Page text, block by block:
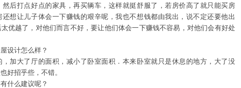
然后打点好点的家具，再买辆车，这样就挺舒服了，若房价高了就只能买房
还想让儿子体会一下赚钱的艰辛呢，我也不想钱都由我出，说不定还要他出
优越了，对他们而言不好，要让他们体会一下赚钱不容易，对他们会有好处
设计怎么样？
，加大了厅的面积，减小了卧室面积．本来卧室就只是休息的地方，大了没
好招乎些，不错。
什么建议呢？